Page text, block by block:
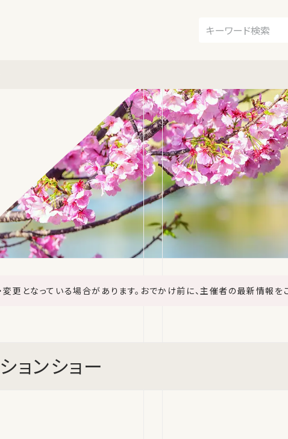
変更となっている場合があります。おでかけ前に、主催者の最新情報を
ョンショー